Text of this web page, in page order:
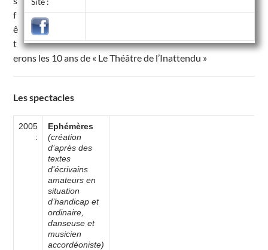
f
ê
t
erons les 10 ans de « Le Théâtre de l’Inattendu »
Les spectacles
2005
:
Ephémères
(création
d’après des
textes
d’écrivains
amateurs en
situation
d’handicap et
ordinaire,
danseuse et
musicien
accordéoniste)